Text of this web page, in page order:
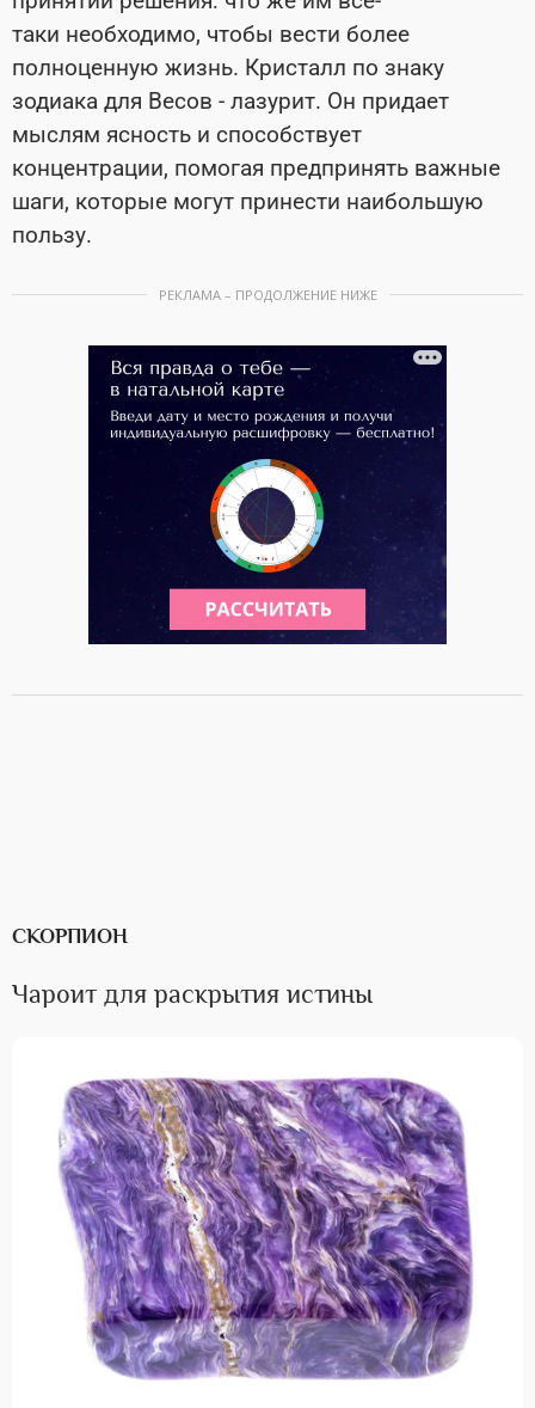
таки необходимо, чтобы вести более
полноценную жизнь. Кристалл по знаку
зодиака для Весов - лазурит. Он придает
мыслям ясность и способствует
концентрации, помогая предпринять важные
шаги, которые могут принести наибольшую
пользу.
РЕКЛАМА – ПРОДОЛЖЕНИЕ НИЖЕ
СКОРПИОН
Чароит для раскрытия истины